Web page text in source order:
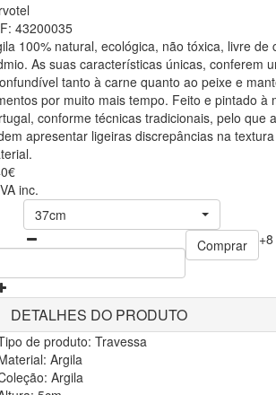
43200035
100% natural, ecológica, não tóxica, livre de
As suas características únicas, conferem
tanto à carne quanto ao peixe e
por muito mais tempo. Feito e pintado à
conforme técnicas tradicionais, pelo que
apresentar ligeiras discrepâncias na
inc.
37cm
Comprar
DETALHES DO PRODUTO
de produto: Travessa
Argila
Argila